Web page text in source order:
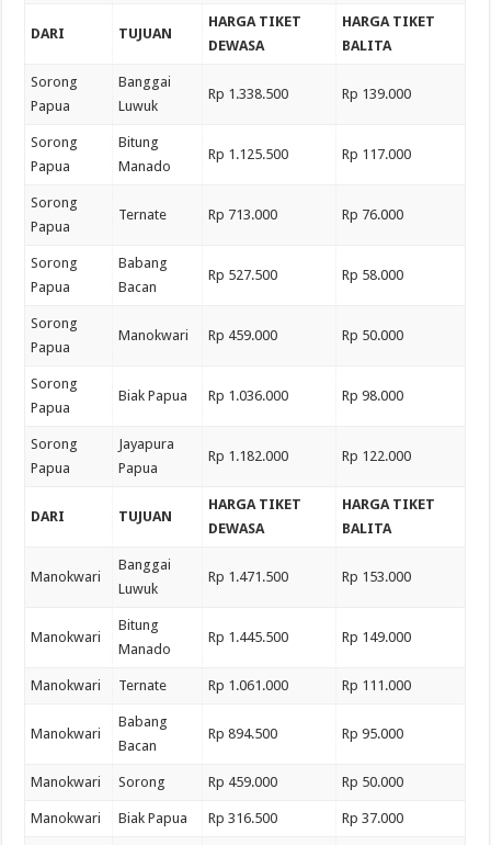
DARI TUJUAN
HARGA TIKET
DEWASA
HARGA TIKET
BALITA
Sorong
Papua
Banggai
Luwuk
Rp 1.338.500 Rp 139.000
Sorong
Papua
Bitung
Manado
Rp 1.125.500 Rp 117.000
Sorong
Papua
Ternate Rp 713.000 Rp 76.000
Sorong
Papua
Babang
Bacan
Rp 527.500 Rp 58.000
Sorong
Papua
Manokwari Rp 459.000 Rp 50.000
Sorong
Papua
Biak Papua Rp 1.036.000 Rp 98.000
Sorong
Papua
Jayapura
Papua
Rp 1.182.000 Rp 122.000
DARI TUJUAN
HARGA TIKET
DEWASA
HARGA TIKET
BALITA
Manokwari
Banggai
Luwuk
Rp 1.471.500 Rp 153.000
Manokwari
Bitung
Manado
Rp 1.445.500 Rp 149.000
Manokwari Ternate Rp 1.061.000 Rp 111.000
Manokwari
Babang
Bacan
Rp 894.500 Rp 95.000
Manokwari Sorong Rp 459.000 Rp 50.000
Manokwari Biak Papua Rp 316.500 Rp 37.000